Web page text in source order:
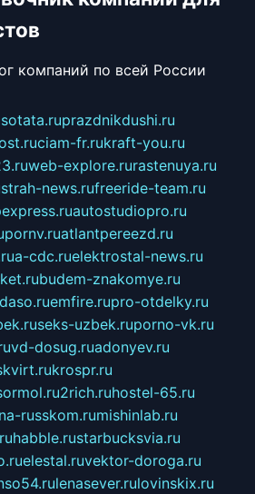
компаний по всей России
prazdnikdushi.ru
ciam-fr.rukraft-you.ru
web-explore.rurastenuya.ru
strah-news.rufreeride-team.ru
autostudiopro.ru
pornv.ruatlantpereezd.ru
a-cdc.ruelektrostal-news.ru
budem-znakomye.ru
emfire.rupro-otdelky.ru
seks-uzbek.ruporno-vk.ru
vd-dosug.ruadonyev.ru
krospr.ru
2rich.ruhostel-65.ru
russkom.rumishinlab.ru
habble.rustarbucksvia.ru
elestal.ruvektor-doroga.ru
lenasever.rulovinskix.ru